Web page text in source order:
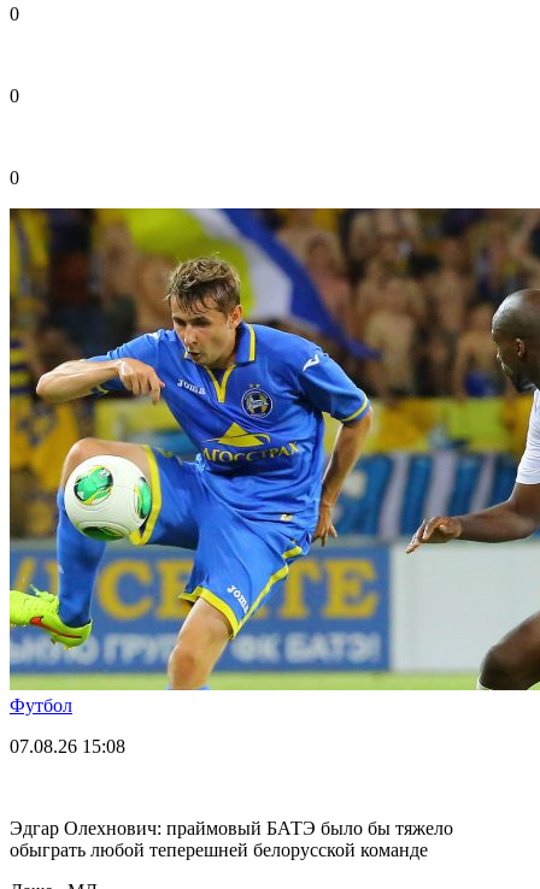
0
0
0
Футбол
07.08.26 15:08
Эдгар Олехнович: праймовый БАТЭ было бы тяжело
обыграть любой теперешней белорусской команде